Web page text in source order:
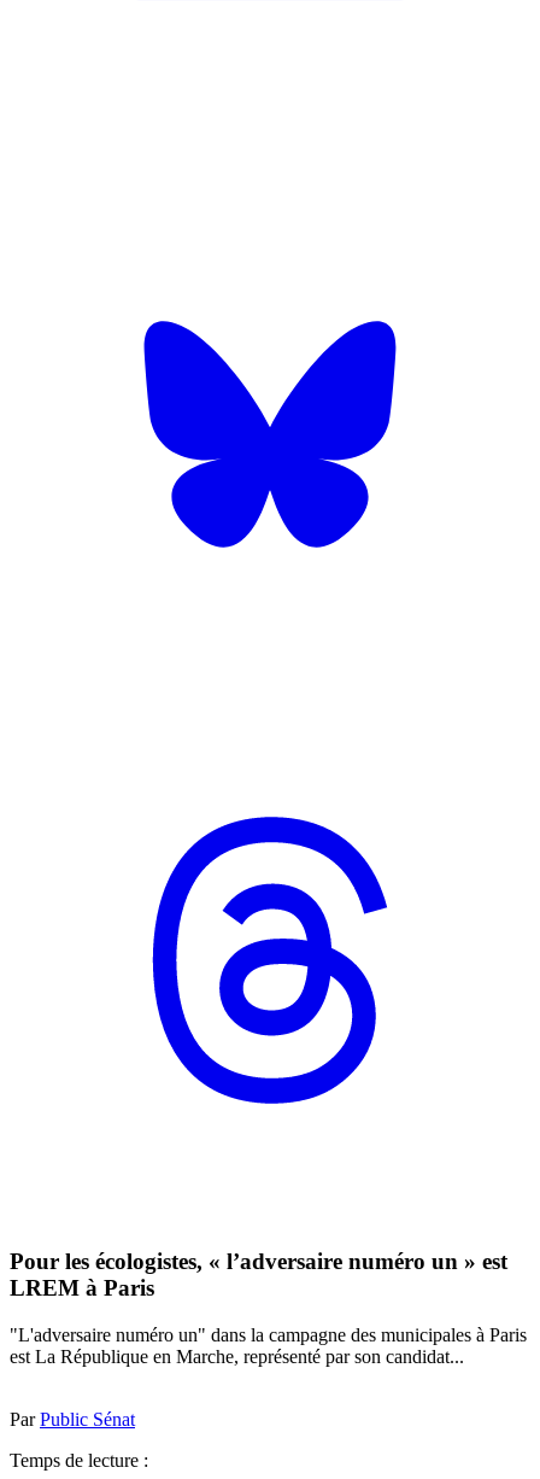
Pour les écologistes, « l’adversaire numéro un » est
LREM à Paris
"L'adversaire numéro un" dans la campagne des municipales à Paris
est La République en Marche, représenté par son candidat...
ParPublic Sénat
Temps de lecture :